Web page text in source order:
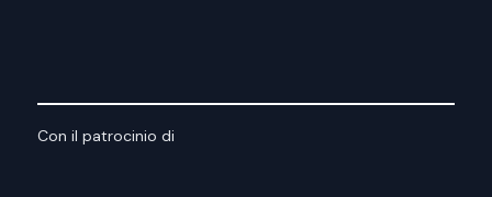
Con il patrocinio di